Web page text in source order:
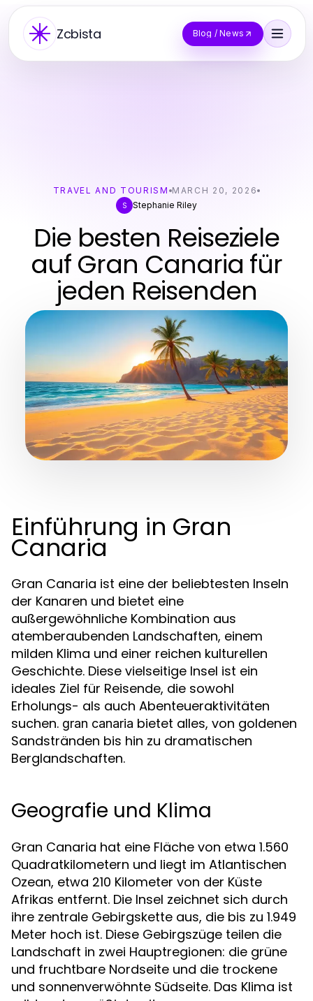
Zcbista Blog / News
TRAVEL AND TOURISM MARCH 20, 2026
S Stephanie Riley
Die besten Reiseziele
auf Gran Canaria für
jeden Reisenden
Einführung in Gran
Canaria
Gran Canaria ist eine der beliebtesten Inseln
der Kanaren und bietet eine
außergewöhnliche Kombination aus
atemberaubenden Landschaften, einem
milden Klima und einer reichen kulturellen
Geschichte. Diese vielseitige Insel ist ein
ideales Ziel für Reisende, die sowohl
Erholungs- als auch Abenteueraktivitäten
suchen. gran canaria bietet alles, von goldenen
Sandstränden bis hin zu dramatischen
Berglandschaften.
Geografie und Klima
Gran Canaria hat eine Fläche von etwa 1.560
Quadratkilometern und liegt im Atlantischen
Ozean, etwa 210 Kilometer von der Küste
Afrikas entfernt. Die Insel zeichnet sich durch
ihre zentrale Gebirgskette aus, die bis zu 1.949
Meter hoch ist. Diese Gebirgszüge teilen die
Landschaft in zwei Hauptregionen: die grüne
und fruchtbare Nordseite und die trockene
und sonnenverwöhnte Südseite. Das Klima ist